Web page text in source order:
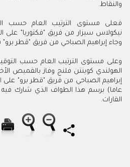
والنقاط.
فعلى مستوى الترتيب العام حسب
نيكولاس سيزار من فريق "فكتوريا" على
وجاء إبراهيم الصباحي من فريق "قطر برو"
وعلى مستوى الترتيب العام حسب
الهولندي كوينتن فلنج وفاز بالقميص
القارات.